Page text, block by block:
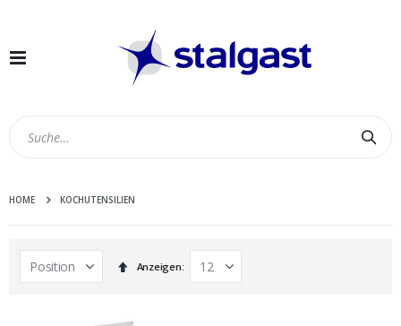
Navigation
HOME KOCHUTENSILIEN
In
absteigender
Anzeigen